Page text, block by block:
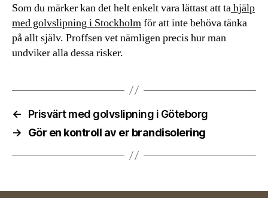
Som du märker kan det helt enkelt vara lättast att tahjälp
med golvslipning i Stockholmför att inte behöva tänka
på allt själv. Proffsen vet nämligen precis hur man
undviker alla dessa risker.
←
Prisvärt med golvslipning i Göteborg
→
Gör en kontroll av er brandisolering